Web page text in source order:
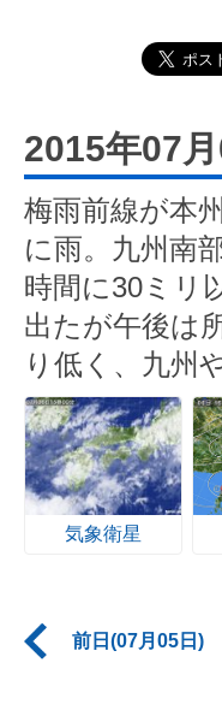
2015年07
梅雨前線が本
に雨。九州南
時間に30ミリ
出たが午後は
り低く、九州
気象衛星
前日(07月05日)